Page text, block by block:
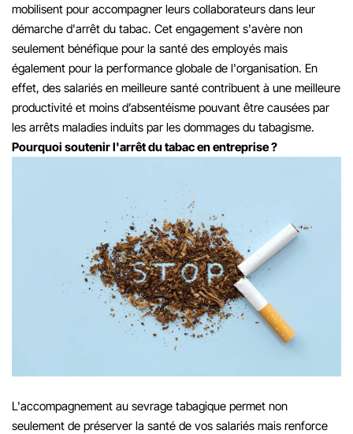
mobilisent pour accompagner leurs collaborateurs dans leur
démarche d'arrêt du tabac. Cet engagement s'avère non
seulement bénéfique pour la santé des employés mais
également pour la performance globale de l'organisation. En
effet, des salariés en meilleure santé contribuent à une meilleure
productivité et moins d’absentéisme pouvant être causées par
les arrêts maladies induits par les dommages du tabagisme.
Pourquoi soutenir l'arrêt du tabac en entreprise ?
L'accompagnement au sevrage tabagique permet non
seulement de préserver la santé de vos salariés mais renforce